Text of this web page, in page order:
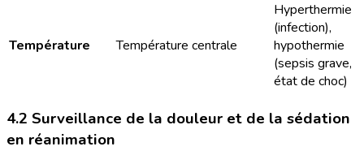
Température Température centrale
Hyperthermie
(infection),
hypothermie
(sepsis grave,
état de choc)
4.2 Surveillance de la douleur et de la sédation
en réanimation